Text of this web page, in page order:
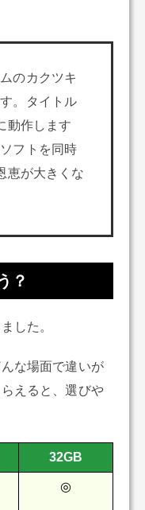
のカクツキ
。タイトル
動作します
フトを同時
恵が大きくな
？
した。
な場面で違いが
えると、選びや
32GB
◎